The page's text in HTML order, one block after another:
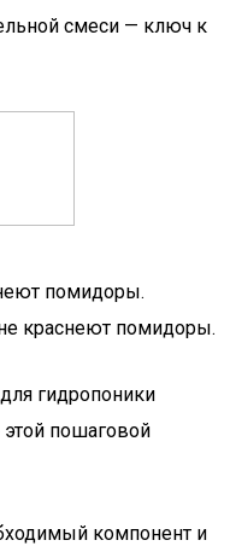
смеси — ключ к
помидоры.
краснеют помидоры.
гидропоники
пошаговой
компонент и